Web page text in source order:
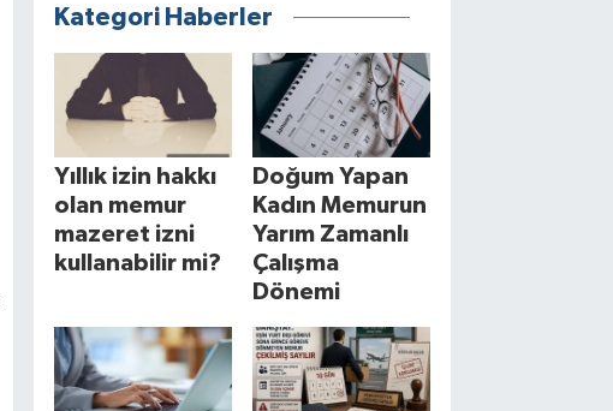
Kategori Haberler
Yıllık izin hakkı
olan memur
mazeret izni
kullanabilir mi?
Doğum Yapan
Kadın Memurun
Yarım Zamanlı
Çalışma
Dönemi